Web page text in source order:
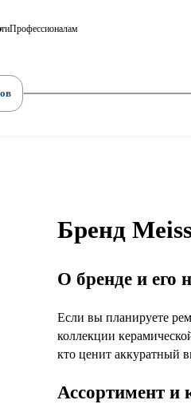
Профессионалам
Бренд
О бренде и его
Если вы планируете
коллекции
кто ценит аккуратный
Ассортимент и